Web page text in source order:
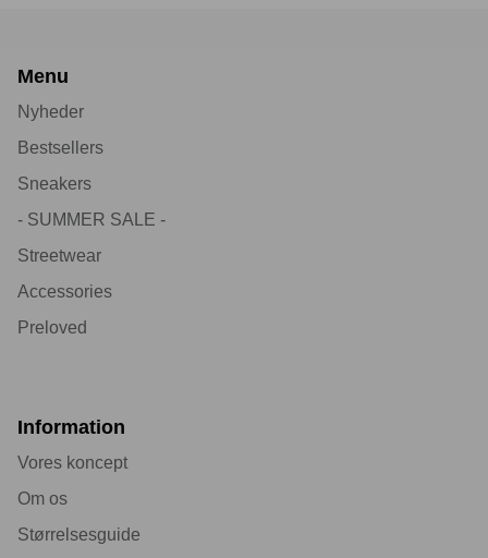
Menu
Nyheder
Bestsellers
Sneakers
- SUMMER SALE -
Streetwear
Accessories
Preloved
Information
Vores koncept
Om os
Størrelsesguide